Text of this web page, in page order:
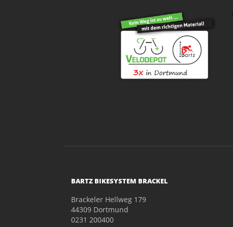
BARTZ BIKESYSTEM BRACKEL
Brackeler Hellweg 179
44309 Dortmund
0231 200400